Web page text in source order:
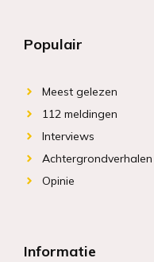
Populair
Meest gelezen
112 meldingen
Interviews
Achtergrondverhalen
Opinie
Informatie